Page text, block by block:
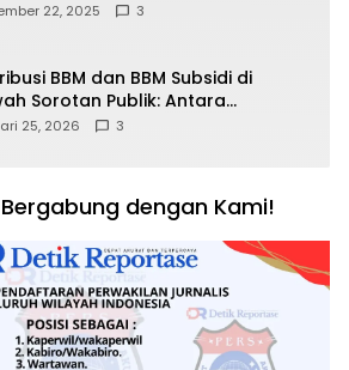
22, 2025 3
BBM dan BBM Subsidi di
Sorotan Publik: Antara
Negara, Hak Konsumen,
25, 2026 3
dengan Kami!